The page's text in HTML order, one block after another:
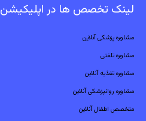
لینک تخصص ها در اپلیکیشن
مشاوره پزشکی آنلاین
مشاوره تلفنی
مشاوره تغذیه آنلاین
مشاوره روانپزشکی آنلاین
متخصص اطفال آنلاین